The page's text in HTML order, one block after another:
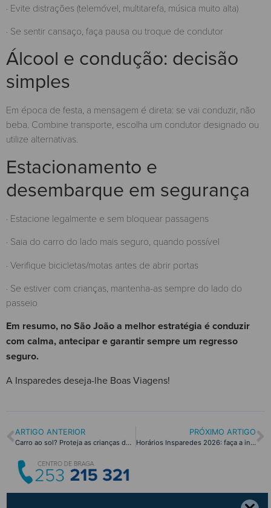
· Evite distrações (telemóvel, multitarefa, música muito alta)
· Se sentir cansaço, faça pausa ou troque de condutor
Álcool e condução: decisão
simples
Em época de festa, a mensagem é direta: se vai conduzir, não
beba. Combine transporte, escolha um condutor designado ou
utilize alternativas.
Estacionamento e
desembarque em segurança
· Estacione legalmente e sem bloquear passagens
· Saia do carro do lado mais seguro, quando possível
· Verifique bicicletas/motas antes de abrir portas
· Se estiver com crianças, mantenha-as sempre do lado do
passeio
Em resumo, no São João a melhor estratégia é conduzir
com calma, antecipar e garantir sempre um regresso
seguro.
A Insparedes deseja-lhe Boas Viagens!
ARTIGO ANTERIOR
Carro ao sol? Proteja as crianças do calor!
PRÓXIMO ARTIGO
Horários Insparedes 2026: faça a inspeção automóvel com mais comodidade